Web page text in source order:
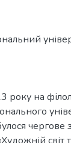
року на
чергове